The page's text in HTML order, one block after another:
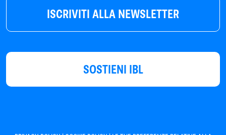
ISCRIVITI ALLA NEWSLETTER
SOSTIENI IBL